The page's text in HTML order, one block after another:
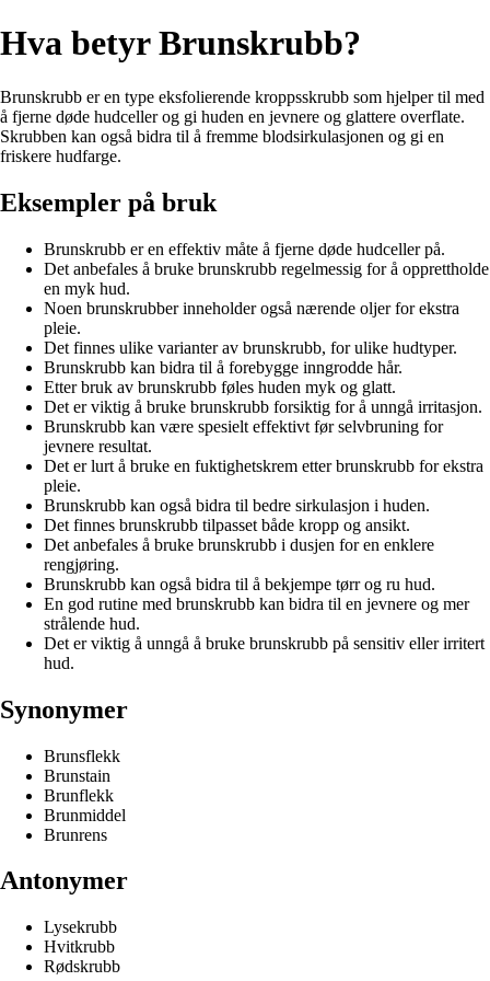
Hva betyr Brunskrubb?
Brunskrubb er en type eksfolierende kroppsskrubb som hjelper til med
å fjerne døde hudceller og gi huden en jevnere og glattere overflate.
Skrubben kan også bidra til å fremme blodsirkulasjonen og gi en
friskere hudfarge.
Eksempler på bruk
Brunskrubb er en effektiv måte å fjerne døde hudceller på.
Det anbefales å bruke brunskrubb regelmessig for å opprettholde
en myk hud.
Noen brunskrubber inneholder også nærende oljer for ekstra
pleie.
Det finnes ulike varianter av brunskrubb, for ulike hudtyper.
Brunskrubb kan bidra til å forebygge inngrodde hår.
Etter bruk av brunskrubb føles huden myk og glatt.
Det er viktig å bruke brunskrubb forsiktig for å unngå irritasjon.
Brunskrubb kan være spesielt effektivt før selvbruning for
jevnere resultat.
Det er lurt å bruke en fuktighetskrem etter brunskrubb for ekstra
pleie.
Brunskrubb kan også bidra til bedre sirkulasjon i huden.
Det finnes brunskrubb tilpasset både kropp og ansikt.
Det anbefales å bruke brunskrubb i dusjen for en enklere
rengjøring.
Brunskrubb kan også bidra til å bekjempe tørr og ru hud.
En god rutine med brunskrubb kan bidra til en jevnere og mer
strålende hud.
Det er viktig å unngå å bruke brunskrubb på sensitiv eller irritert
hud.
Synonymer
Brunsflekk
Brunstain
Brunflekk
Brunmiddel
Brunrens
Antonymer
Lysekrubb
Hvitkrubb
Rødskrubb